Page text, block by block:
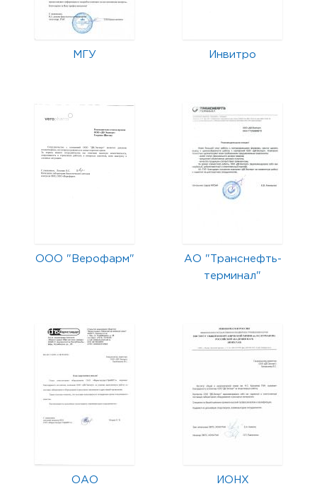
МГУ Инвитро
ООО "Верофарм"
АО "Транснефть-
терминал"
ОАО
ИОНХ